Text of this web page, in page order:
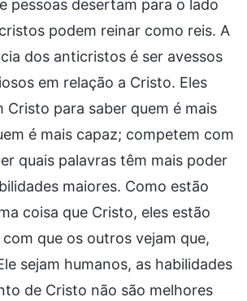
pessoas desertam para o lado
podem reinar como reis. A
dos anticristos é ser avessos
em relação a Cristo. Eles
Cristo para saber quem é mais
é mais capaz; competem com
quais palavras têm mais poder
maiores. Como estão
coisa que Cristo, eles estão
que os outros vejam que,
sejam humanos, as habilidades
de Cristo não são melhores